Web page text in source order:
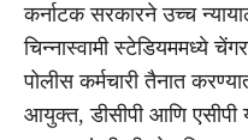
कर्नाटक सरकारने उच्च
चिन्नास्वामी स्टेडियममध्ये
पोलीस कर्मचारी तैनात
आयुक्त, डीसीपी आणि एसीपी